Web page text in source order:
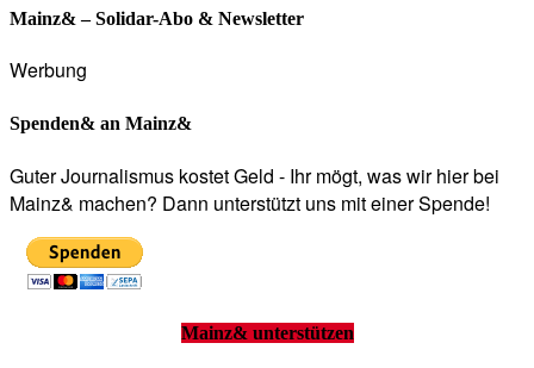
Mainz& – Solidar-Abo & Newsletter
Werbung
Spenden& an Mainz&
Guter Journalismus kostet Geld - Ihr mögt, was wir hier bei
Mainz& machen? Dann unterstützt uns mit einer Spende!
Mainz& unterstützen